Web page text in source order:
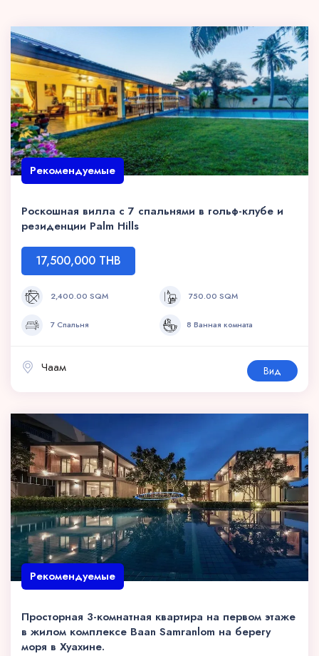
Рекомендуемые
Роскошная вилла с 7 спальнями в гольф-клубе и
резиденции Palm Hills
17,500,000 THB
2,400.00 SQM 750.00 SQM
7 Спальня 8 Ванная комната
Чаам Вид
Рекомендуемые
Просторная 3-комнатная квартира на первом этаже
в жилом комплексе Baan Samranlom на берегу
моря в Хуахине.